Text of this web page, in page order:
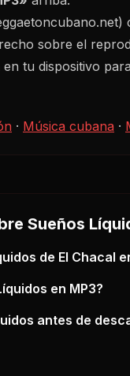
sobre el
tu dispositivo
· Música cubana ·
Sueños
de El Chacal
en MP3?
antes de